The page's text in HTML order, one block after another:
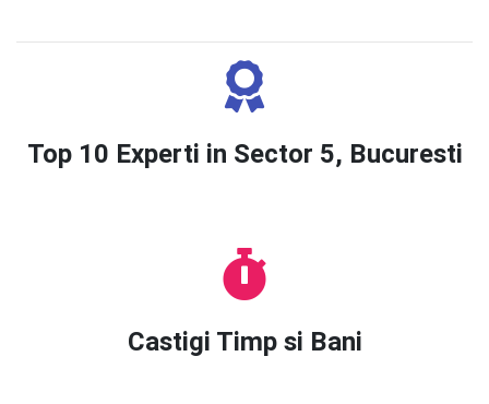
Top 10 Experti in Sector 5, Bucuresti
Castigi Timp si Bani